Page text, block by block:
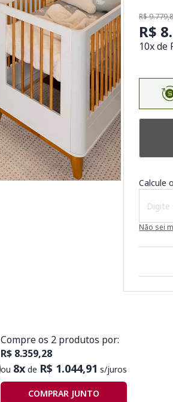
R$
R$
10x de
Calcule
Não sei
Compre os 2 produtos por:
R$ 8.359,28
ou 8x de R$ 1.044,91 s/juros
COMPRAR JUNTO